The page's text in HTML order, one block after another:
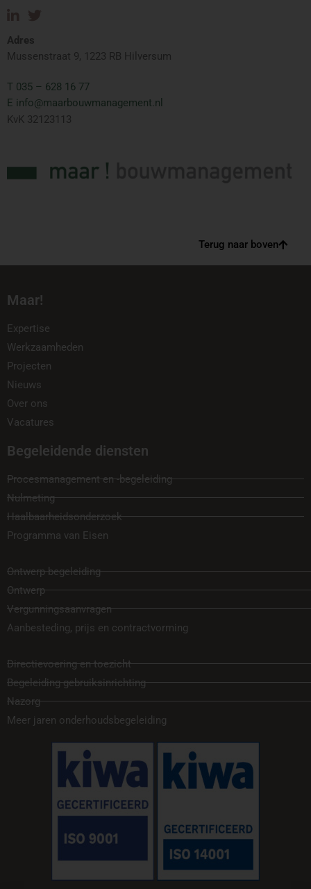
Adres
Mussenstraat 9, 1223 RB Hilversum
T 035 – 628 16 77
E info@maarbouwmanagement.nl
KvK 32123113
Terug naar boven
Maar!
Expertise
Werkzaamheden
Projecten
Nieuws
Over ons
Vacatures
Begeleidende diensten
Procesmanagement en -begeleiding
Nulmeting
Haalbaarheidsonderzoek
Programma van Eisen
Ontwerp begeleiding
Ontwerp
Vergunningsaanvragen
Aanbesteding, prijs en contractvorming
Directievoering en toezicht
Begeleiding gebruiksinrichting
Nazorg
Meer jaren onderhoudsbegeleiding